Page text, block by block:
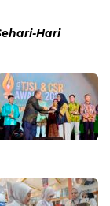
Hari